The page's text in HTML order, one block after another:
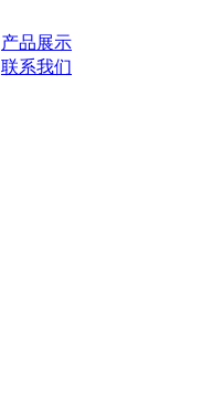
产品展示
联系我们